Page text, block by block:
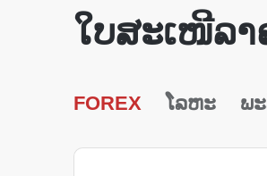
ໃບສະເໜີລາ
FOREX ໂລຫະ ພ